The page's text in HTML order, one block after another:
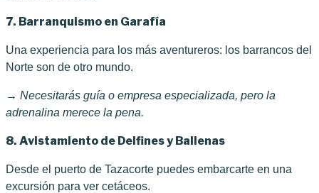
7. Barranquismo en Garafía
Una experiencia para los más aventureros: los barrancos del
Norte son de otro mundo.
→ Necesitarás guía o empresa especializada, pero la
adrenalina merece la pena.
8. Avistamiento de Delfines y Ballenas
Desde el puerto de Tazacorte puedes embarcarte en una
excursión para ver cetáceos.